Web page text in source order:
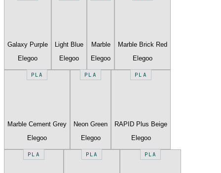
Galaxy Purple
Elegoo
Light Blue
Elegoo
Marble
Elegoo
Marble Brick Red
Elegoo
PLA
Marble Cement Grey
Elegoo
PLA
Neon Green
Elegoo
PLA
RAPID Plus Beige
Elegoo
PLA PLA PLA